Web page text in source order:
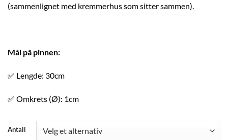
(sammenlignet med kremmerhus som sitter sammen).
Mål på pinnen:
✅ Lengde: 30cm
✅ Omkrets (Ø): 1cm
Antall